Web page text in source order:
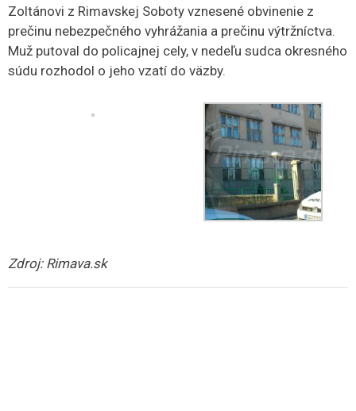
Zoltánovi z Rimavskej Soboty vznesené obvinenie z
prečinu nebezpečného vyhrážania a prečinu výtržníctva.
Muž putoval do policajnej cely, v nedeľu sudca okresného
súdu rozhodol o jeho vzatí do väzby.
Zdroj: Rimava.sk